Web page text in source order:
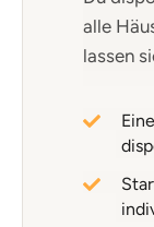
alle
lassen